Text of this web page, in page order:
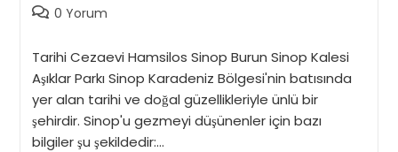
Post0 Yorum
Tarihi Cezaevi Hamsilos Sinop Burun Sinop Kalesi
Aşıklar Parkı Sinop Karadeniz Bölgesi'nin batısında
yer alan tarihi ve doğal güzellikleriyle ünlü bir
şehirdir. Sinop'u gezmeyi düşünenler için bazı
bilgiler şu şekildedir:…